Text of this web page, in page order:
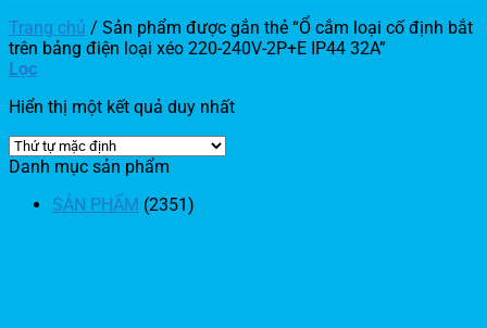
Trang chủ / Sản phẩm được gắn thẻ “Ổ cắm loại cố định bắt
trên bảng điện loại xéo 220-240V-2P+E IP44 32A”
Lọc
Hiển thị một kết quả duy nhất
Danh mục sản phẩm
SẢN PHẨM (2351)